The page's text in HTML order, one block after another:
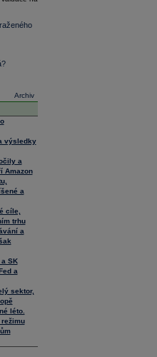
Archiv
výsledky
a
Amazon
a
cíle,
trhu
a
SK
a
sektor,
léto.